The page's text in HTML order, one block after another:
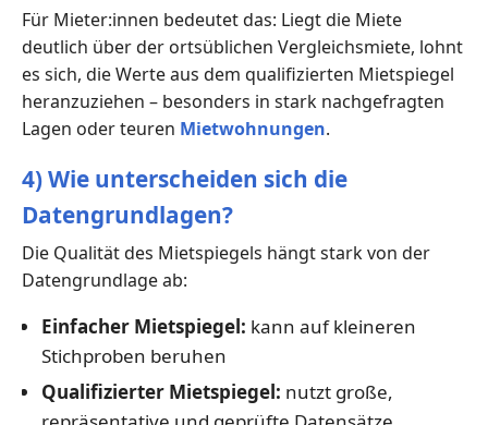
Für Mieter:innen bedeutet das: Liegt die Miete
deutlich über der ortsüblichen Vergleichsmiete, lohnt
es sich, die Werte aus dem qualifizierten Mietspiegel
heranzuziehen – besonders in stark nachgefragten
Lagen oder teuren Mietwohnungen.
4) Wie unterscheiden sich die
Datengrundlagen?
Die Qualität des Mietspiegels hängt stark von der
Datengrundlage ab:
Einfacher Mietspiegel: kann auf kleineren
Stichproben beruhen
Qualifizierter Mietspiegel: nutzt große,